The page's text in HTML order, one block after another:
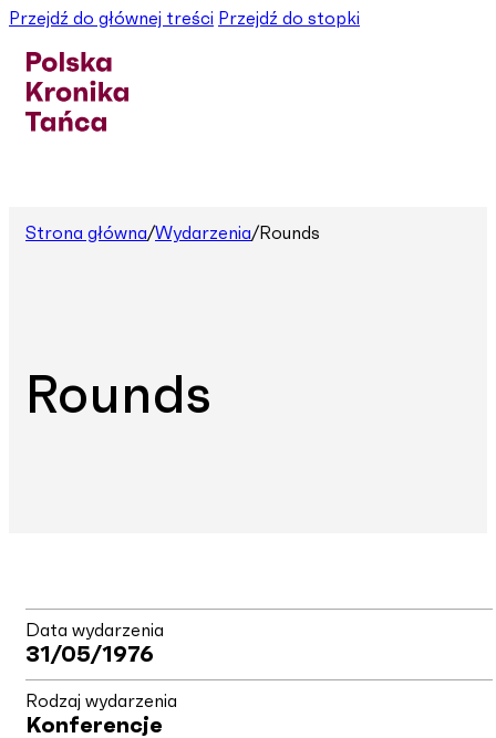
Przejdź do głównej treści Przejdź do stopki
Strona główna/Wydarzenia/Rounds
Rounds
Data wydarzenia
31/05/1976
Rodzaj wydarzenia
Konferencje